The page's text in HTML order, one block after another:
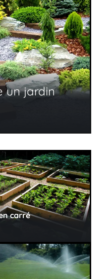
un jardin
carré